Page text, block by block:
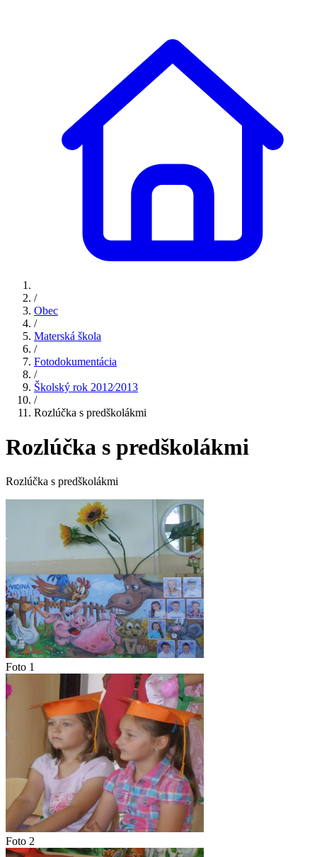
/
Obec
/
Materská škola
/
Fotodokumentácia
/
Školský rok 2012⁄2013
/
Rozlúčka s predškolákmi
Rozlúčka s predškolákmi
Rozlúčka s predškolákmi
Foto 1
Foto 2